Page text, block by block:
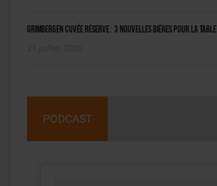
Grimbergen Cuvée Réserve : 3 nouvelles bières pour la table
PODCAST